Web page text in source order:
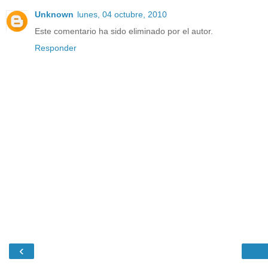
Unknown lunes, 04 octubre, 2010
Este comentario ha sido eliminado por el autor.
Responder
‹